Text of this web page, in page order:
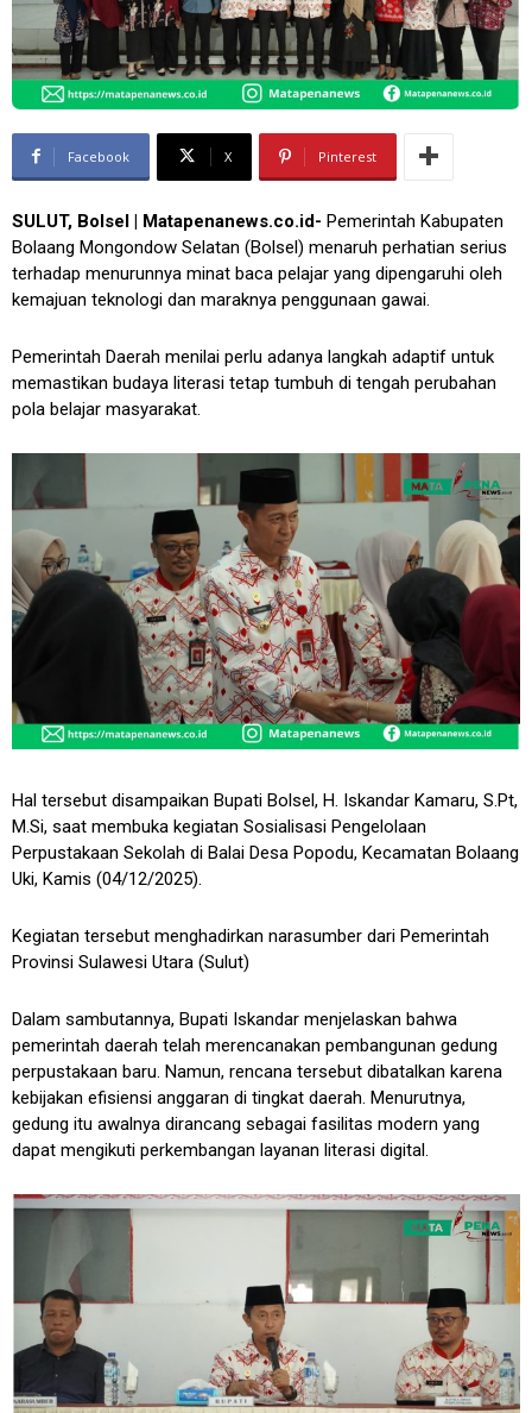
Facebook X Pinterest
SULUT, Bolsel | Matapenanews.co.id- Pemerintah Kabupaten
Bolaang Mongondow Selatan (Bolsel) menaruh perhatian serius
terhadap menurunnya minat baca pelajar yang dipengaruhi oleh
kemajuan teknologi dan maraknya penggunaan gawai.
Pemerintah Daerah menilai perlu adanya langkah adaptif untuk
memastikan budaya literasi tetap tumbuh di tengah perubahan
pola belajar masyarakat.
Hal tersebut disampaikan Bupati Bolsel, H. Iskandar Kamaru, S.Pt,
M.Si, saat membuka kegiatan Sosialisasi Pengelolaan
Perpustakaan Sekolah di Balai Desa Popodu, Kecamatan Bolaang
Uki, Kamis (04/12/2025).
Kegiatan tersebut menghadirkan narasumber dari Pemerintah
Provinsi Sulawesi Utara (Sulut)
Dalam sambutannya, Bupati Iskandar menjelaskan bahwa
pemerintah daerah telah merencanakan pembangunan gedung
perpustakaan baru. Namun, rencana tersebut dibatalkan karena
kebijakan efisiensi anggaran di tingkat daerah. Menurutnya,
gedung itu awalnya dirancang sebagai fasilitas modern yang
dapat mengikuti perkembangan layanan literasi digital.